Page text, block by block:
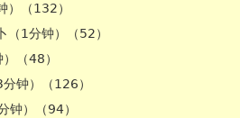
）（132）
（1分钟）（52）
（48）
钟）（126）
钟）（94）